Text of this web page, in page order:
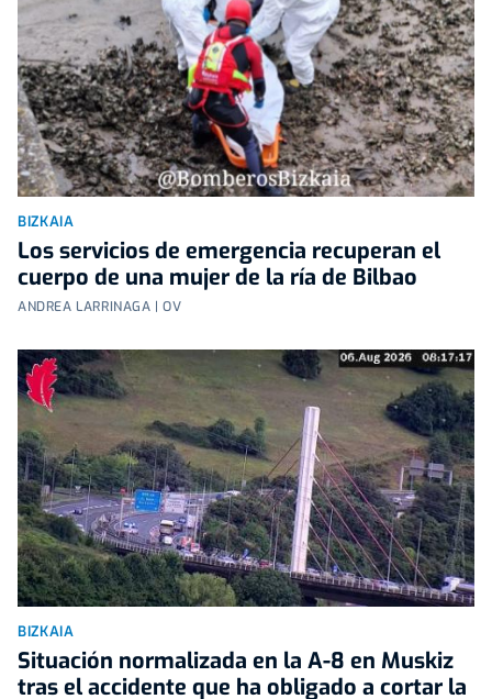
BIZKAIA
Los servicios de emergencia recuperan el
cuerpo de una mujer de la ría de Bilbao
ANDREA LARRINAGA | OV
BIZKAIA
Situación normalizada en la A-8 en Muskiz
tras el accidente que ha obligado a cortar la